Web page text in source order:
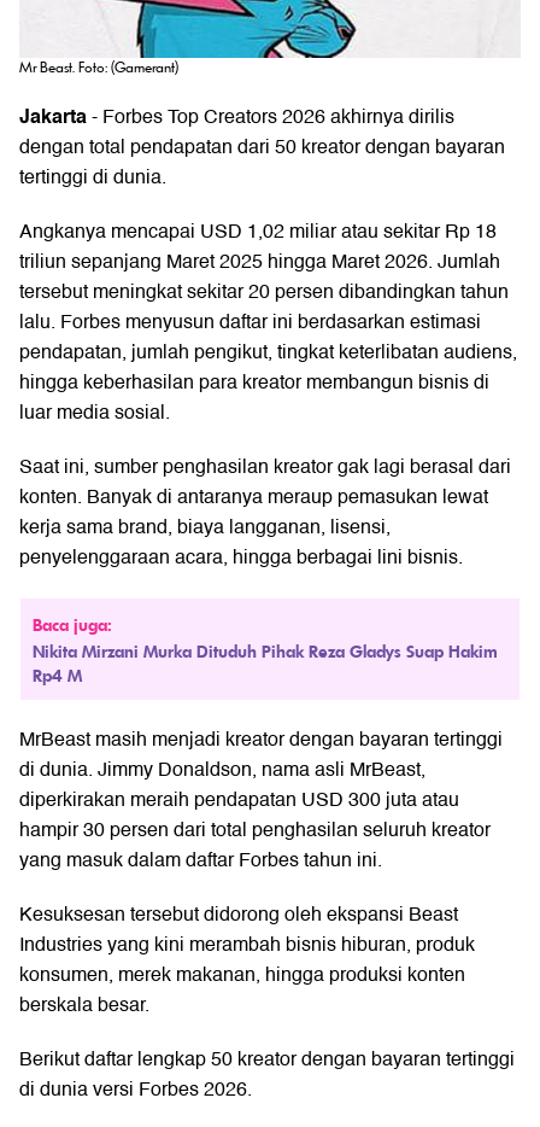
Mr Beast. Foto: (Gamerant)
Jakarta-ForbesTop Creators 2026 akhirnya dirilis
dengan total pendapatan dari 50 kreator dengan bayaran
tertinggi di dunia.
Angkanya mencapai USD 1,02 miliar atau sekitar Rp 18
triliun sepanjang Maret 2025 hingga Maret 2026. Jumlah
tersebut meningkat sekitar 20 persen dibandingkan tahun
lalu. Forbes menyusun daftar ini berdasarkan estimasi
pendapatan, jumlah pengikut, tingkat keterlibatan audiens,
hingga keberhasilan para kreator membangun bisnis di
luar media sosial.
Saat ini, sumber penghasilan kreator gak lagi berasal dari
konten. Banyak di antaranya meraup pemasukan lewat
kerja sama brand, biaya langganan, lisensi,
penyelenggaraan acara, hingga berbagai lini bisnis.
Baca juga:
Nikita Mirzani Murka Dituduh Pihak Reza Gladys Suap Hakim
Rp4 M
MrBeast masih menjadi kreator dengan bayaran tertinggi
di dunia. Jimmy Donaldson, nama asli MrBeast,
diperkirakan meraih pendapatan USD 300 juta atau
hampir 30 persen dari total penghasilan seluruh kreator
yang masuk dalam daftar Forbes tahun ini.
Kesuksesan tersebut didorong oleh ekspansi Beast
Industries yang kini merambah bisnis hiburan, produk
konsumen, merek makanan, hingga produksi konten
berskala besar.
Berikut daftar lengkap 50 kreator dengan bayaran tertinggi
di dunia versi Forbes 2026.